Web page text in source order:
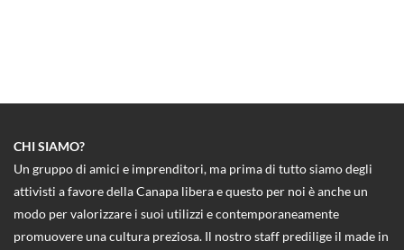
CHI SIAMO?
Un gruppo di amici e imprenditori, ma prima di tutto siamo degli
attivisti a favore della Canapa libera e questo per noi è anche un
modo per valorizzare i suoi utilizzi e contemporaneamente
promuovere una cultura preziosa. Il nostro staff predilige il made in